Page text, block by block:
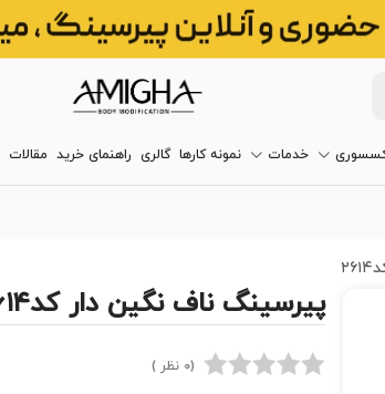
خدمات نمونه کارها گالری راهنمای خرید مقالات
پیرسینگ ناف نگین دار کد۲۶۱۴
(0 نظر )